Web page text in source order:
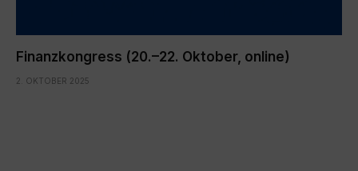
Finanzkongress (20.–22. Oktober, online)
2. OKTOBER 2025